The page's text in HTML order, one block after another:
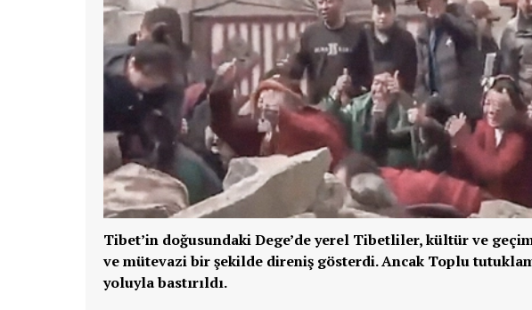
Tibet’in doğusundaki Dege’de yerel Tibetliler, kültür ve
ve mütevazi bir şekilde direniş gösterdi. Ancak Toplu
yoluyla bastırıldı.